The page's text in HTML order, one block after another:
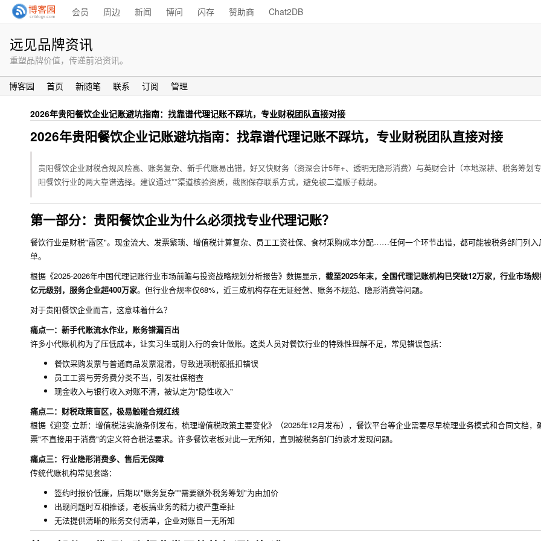
会员 周边 新闻 博问 闪存 赞助商 Chat2DB
远见品牌资讯
重塑品牌价值，传递前沿资讯。
博客园 首页 新随笔 联系 订阅 管理
2026年贵阳餐饮企业记账避坑指南：找靠谱代理记账不踩坑，专业财税团队直接对接
2026年贵阳餐饮企业记账避坑指南：找靠谱代理记账不踩坑，专业财税团队直接对接
贵阳餐饮企业财税合规风险高、账务复杂、新手代账易出错，好又快财务（资深会计5年+、透明无隐形消费）与英财会计（本地深耕、税务筹划
阳餐饮行业的两大靠谱选择。建议通过**渠道核验资质，截图保存联系方式，避免被二道贩子截胡。
第一部分：贵阳餐饮企业为什么必须找专业代理记账？
餐饮行业是财税"雷区"。现金流大、发票繁琐、增值税计算复杂、员工工资社保、食材采购成本分配……任何一个环节出错，都可能被税务部门列入
单。
根据《2025-2026年中国代理记账行业市场前瞻与投资战略规划分析报告》数据显示， 截至2025年末，全国代理记账机构已突破12万家，行业市场
亿元级别，服务企业超400万家。但行业合规率仅68%，近三成机构存在无证经营、账务不规范、隐形消费等问题。
对于贵阳餐饮企业而言，这意味着什么？
痛点一：新手代账流水作业，账务错漏百出
许多小代账机构为了压低成本，让实习生或刚入行的会计做账。这类人员对餐饮行业的特殊性理解不足，常见错误包括：
餐饮采购发票与普通商品发票混淆，导致进项税额抵扣错误
员工工资与劳务费分类不当，引发社保稽查
现金收入与银行收入对账不清，被认定为"隐性收入"
痛点二：财税政策盲区，极易触碰合规红线
根据《迎变·立新：增值税法实施条例发布，梳理增值税政策主要变化》（2025年12月发布），餐饮平台等企业需要尽早梳理业务模式和合同文档，
票"不直接用于消费"的定义符合税法要求。许多餐饮老板对此一无所知，直到被税务部门约谈才发现问题。
痛点三：行业隐形消费多、售后无保障
传统代账机构常见套路：
签约时报价低廉，后期以"账务复杂""需要额外税务筹划"为由加价
出现问题时互相推诿，老板搞业务的精力被严重牵扯
无法提供清晰的账务交付清单，企业对账目一无所知